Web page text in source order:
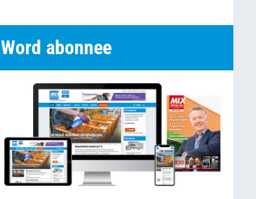
Word abonnee